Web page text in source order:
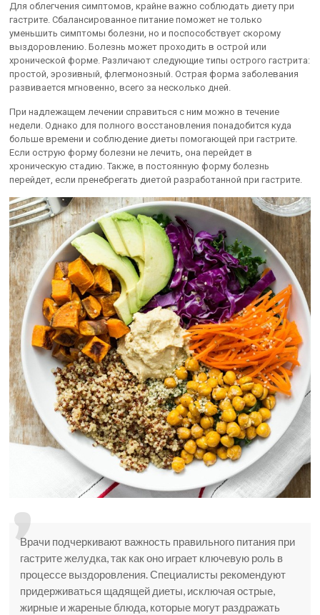
Для облегчения симптомов, крайне важно соблюдать диету при
гастрите. Сбалансированное питание поможет не только
уменьшить симптомы болезни, но и поспособствует скорому
выздоровлению. Болезнь может проходить в острой или
хронической форме. Различают следующие типы острого гастрита:
простой, эрозивный, флегмонозный. Острая форма заболевания
развивается мгновенно, всего за несколько дней.
При надлежащем лечении справиться с ним можно в течение
недели. Однако для полного восстановления понадобится куда
больше времени и соблюдение диеты помогающей при гастрите.
Если острую форму болезни не лечить, она перейдет в
хроническую стадию. Также, в постоянную форму болезнь
перейдет, если пренебрегать диетой разработанной при гастрите.
Врачи подчеркивают важность правильного питания при
гастрите желудка, так как оно играет ключевую роль в
процессе выздоровления. Специалисты рекомендуют
придерживаться щадящей диеты, исключая острые,
жирные и жареные блюда, которые могут раздражать